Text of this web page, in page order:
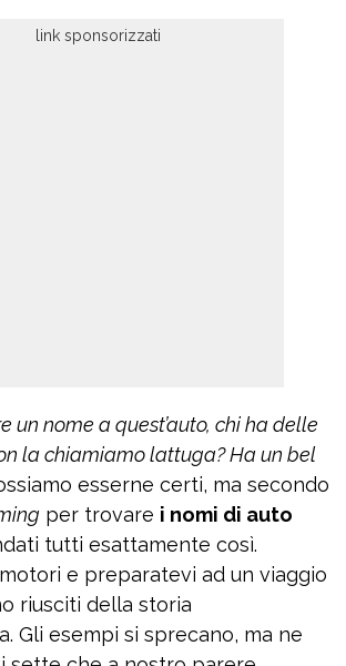
un nome a quest’auto, chi ha delle
la chiamiamo lattuga? Ha un bel
esserne certi, ma secondo
per trovare i nomi di auto
tutti esattamente così.
e preparatevi ad un viaggio
riusciti della storia
Gli esempi si sprecano, ma ne